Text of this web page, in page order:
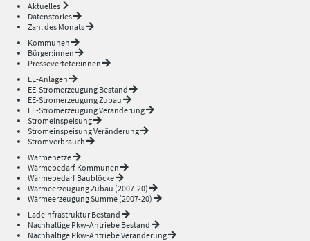
Aktuelles
Datenstories
Zahl des Monats
Kommunen
Bürger:innen
Presseverteter:innen
EE-Anlagen
EE-Stromerzeugung Bestand
EE-Stromerzeugung Zubau
EE-Stromerzeugung Veränderung
Stromeinspeisung
Stromeinspeisung Veränderung
Stromverbrauch
Wärmenetze
Wärmebedarf Kommunen
Wärmebedarf Baublöcke
Wärmeerzeugung Zubau (2007-20)
Wärmeerzeugung Summe (2007-20)
Ladeinfrastruktur Bestand
Nachhaltige Pkw-Antriebe Bestand
Nachhaltige Pkw-Antriebe Veränderung